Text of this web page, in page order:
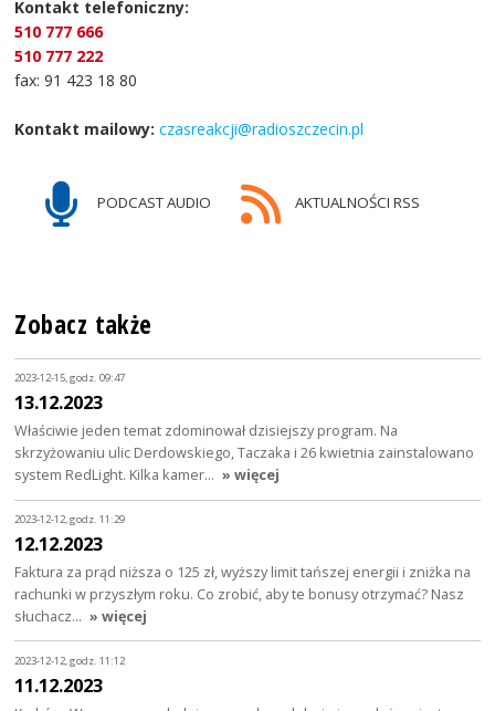
Kontakt telefoniczny:
510 777 666
510 777 222
fax: 91 423 18 80
Kontakt mailowy: czasreakcji@radioszczecin.pl
PODCAST AUDIO AKTUALNOŚCI RSS
Zobacz także
2023-12-15, godz. 09:47
13.12.2023
Właściwie jeden temat zdominował dzisiejszy program. Na
skrzyżowaniu ulic Derdowskiego, Taczaka i 26 kwietnia zainstalowano
system RedLight. Kilka kamer… » więcej
2023-12-12, godz. 11:29
12.12.2023
Faktura za prąd niższa o 125 zł, wyższy limit tańszej energii i zniżka na
rachunki w przyszłym roku. Co zrobić, aby te bonusy otrzymać? Nasz
słuchacz… » więcej
2023-12-12, godz. 11:12
11.12.2023